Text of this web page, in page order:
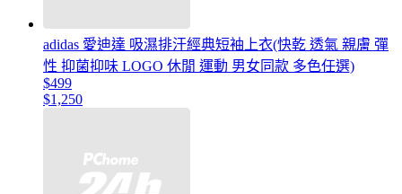
adidas 愛迪達 吸濕排汗經典短袖上衣(快乾 透氣 親膚 彈
性 抑菌抑味 LOGO 休閒 運動 男女同款 多色任選)
$499
$1,250